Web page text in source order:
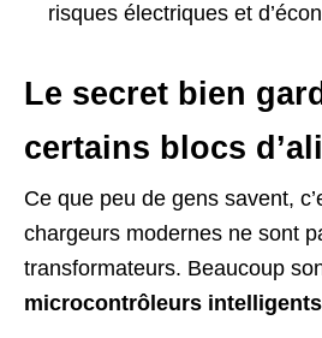
risques électriques et
Le secret bien
certains blocs
Ce que peu de gens savent,
chargeurs modernes ne sont
transformateurs. Beaucoup
microcontrôleurs intelligents